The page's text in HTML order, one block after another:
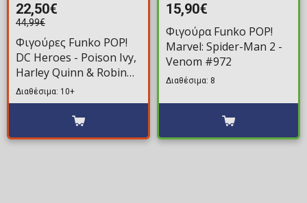
22,50€
44,99€
Φιγούρες Funko POP!
DC Heroes - Poison Ivy,
Harley Quinn & Robin
(Pride 2022) 3-Pack
(Exclusive)
Διαθέσιμα: 10+
15,90€
Φιγούρα Funko POP!
Marvel: Spider-Man 2 -
Venom #972
Διαθέσιμα: 8